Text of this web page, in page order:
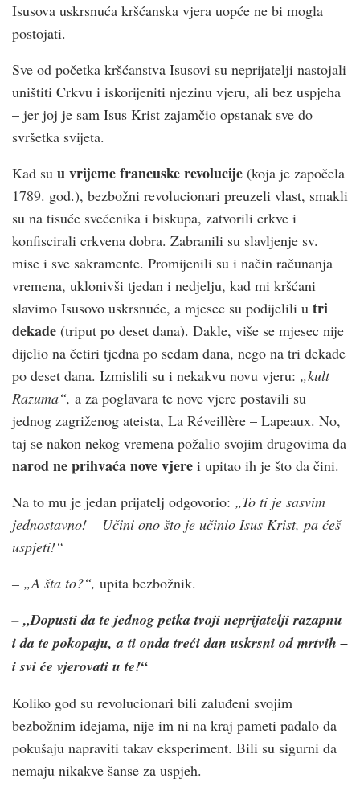
Isusova uskrsnuća kršćanska vjera uopće ne bi mogla
postojati.
Sve od početka kršćanstva Isusovi su neprijatelji nastojali
uništiti Crkvu i iskorijeniti njezinu vjeru, ali bez uspjeha
– jer joj je sam Isus Krist zajamčio opstanak sve do
svršetka svijeta.
Kad su u vrijeme francuske revolucije (koja je započela
1789. god.), bezbožni revolucionari preuzeli vlast, smakli
su na tisuće svećenika i biskupa, zatvorili crkve i
konfiscirali crkvena dobra. Zabranili su slavljenje sv.
mise i sve sakramente. Promijenili su i način računanja
vremena, uklonivši tjedan i nedjelju, kad mi kršćani
slavimo Isusovo uskrsnuće, a mjesec su podijelili u tri
dekade (triput po deset dana). Dakle, više se mjesec nije
dijelio na četiri tjedna po sedam dana, nego na tri dekade
po deset dana. Izmislili su i nekakvu novu vjeru: „kult
Razuma“, a za poglavara te nove vjere postavili su
jednog zagriženog ateista, La Réveillère – Lapeaux. No,
taj se nakon nekog vremena požalio svojim drugovima da
narod ne prihvaća nove vjere i upitao ih je što da čini.
Na to mu je jedan prijatelj odgovorio: „To ti je sasvim
jednostavno! – Učini ono što je učinio Isus Krist, pa ćeš
uspjeti!“
– „A šta to?“, upita bezbožnik.
– „Dopusti da te jednog petka tvoji neprijatelji razapnu
i da te pokopaju, a ti onda treći dan uskrsni od mrtvih –
i svi će vjerovati u te!“
Koliko god su revolucionari bili zaluđeni svojim
bezbožnim idejama, nije im ni na kraj pameti padalo da
pokušaju napraviti takav eksperiment. Bili su sigurni da
nemaju nikakve šanse za uspjeh.